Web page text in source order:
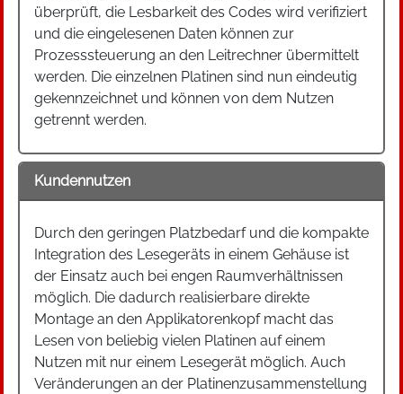
überprüft, die Lesbarkeit des Codes wird verifiziert
und die eingelesenen Daten können zur
Prozesssteuerung an den Leitrechner übermittelt
werden. Die einzelnen Platinen sind nun eindeutig
gekennzeichnet und können von dem Nutzen
getrennt werden.
Kundennutzen
Durch den geringen Platzbedarf und die kompakte
Integration des Lesegeräts in einem Gehäuse ist
der Einsatz auch bei engen Raumverhältnissen
möglich. Die dadurch realisierbare direkte
Montage an den Applikatorenkopf macht das
Lesen von beliebig vielen Platinen auf einem
Nutzen mit nur einem Lesegerät möglich. Auch
Veränderungen an der Platinenzusammenstellung